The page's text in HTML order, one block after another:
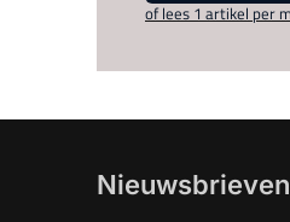
of lees 1 artikel per
Nieuwsbrieven